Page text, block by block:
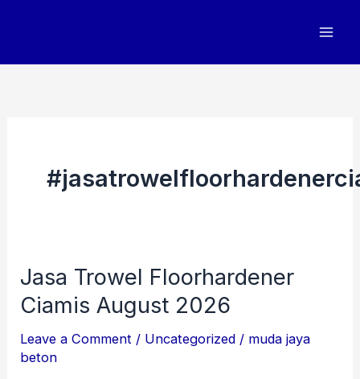
Jasa Trowel Floorhardener
Ciamis August 2026
Leave a Comment / Uncategorized / muda jaya
beton
Jasa
Trowel
Ciamis